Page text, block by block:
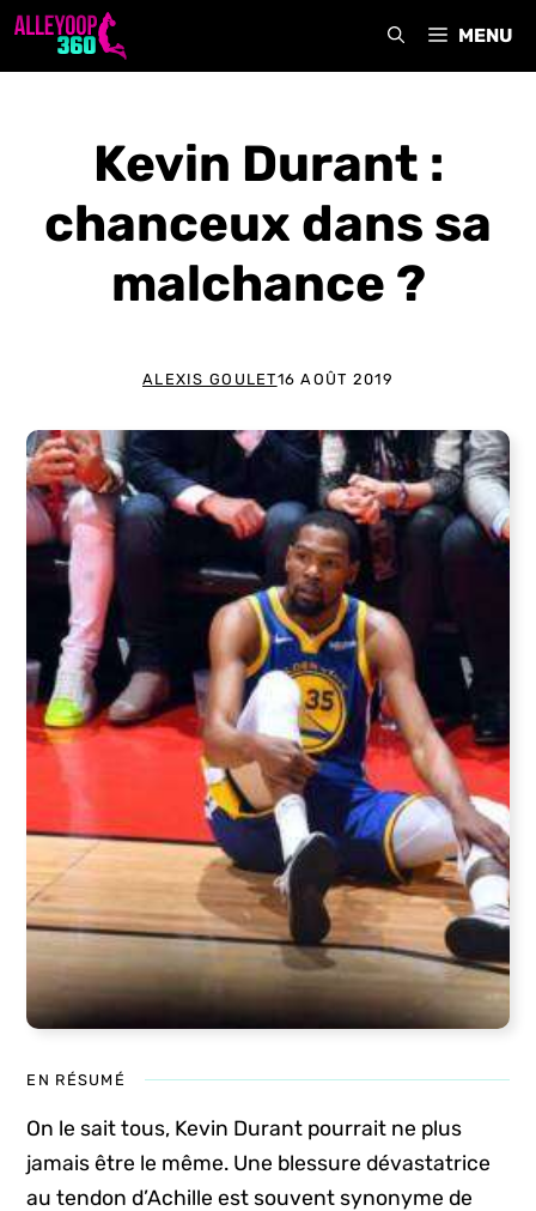
Aller
MENU
Kevin Durant :
chanceux dans sa
malchance ?
ALEXIS GOULET16 AOÛT 2019
EN RÉSUMÉ
On le sait tous, Kevin Durant pourrait ne plus
jamais être le même. Une blessure dévastatrice
au tendon d’Achille est souvent synonyme de